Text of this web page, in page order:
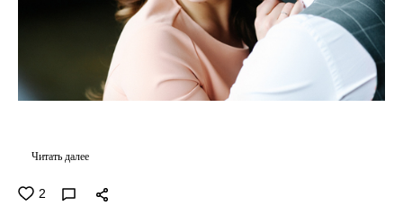
Читать далее
2